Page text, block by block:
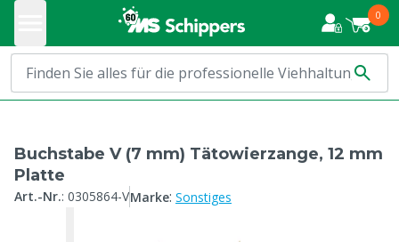
0
Buchstabe V (7 mm) Tätowierzange, 12 mm
Platte
Art.-Nr.: 0305864-VMarke: Sonstiges